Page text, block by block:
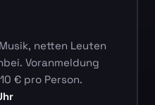
netten Leuten
Voranmeldung
€ pro Person.